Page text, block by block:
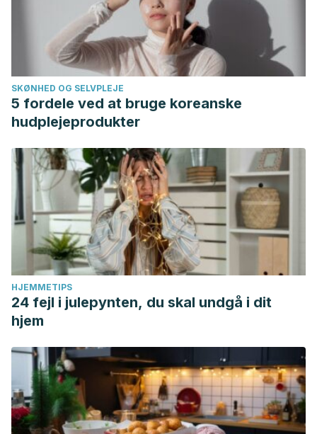
SKØNHED OG SELVPLEJE
5 fordele ved at bruge koreanske
hudplejeprodukter
HJEMMETIPS
24 fejl i julepynten, du skal undgå i dit
hjem